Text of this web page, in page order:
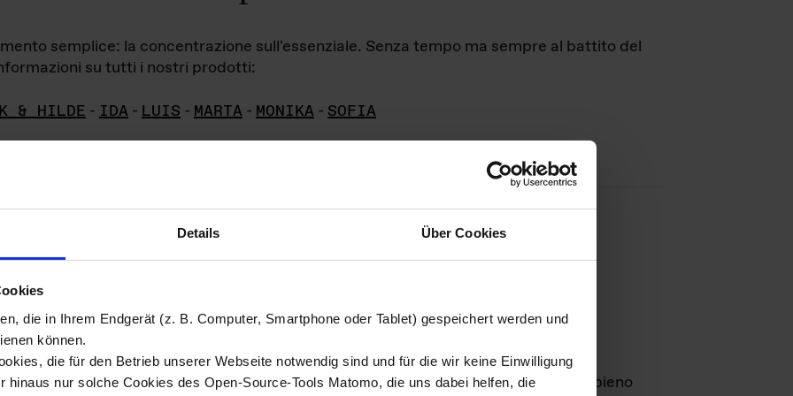
Details Über Cookies
die in Ihrem Endgerät (z. B. Computer, Smartphone oder Tablet) gespeichert werden und
können.
die für den Betrieb unserer Webseite notwendig sind und für die wir keine Einwilligung
hinaus nur solche Cookies des Open-Source-Tools Matomo, die uns dabei helfen, die
semplice: la concentrazione sull'essenziale. Senza tempo ma sempre al battito del
su tutti i nostri prodotti:
& HILDE - IDA - LUIS - MARTA - MONIKA - SOFIA
di immagini
materiale fotografico sono detenuti daDas ganze LebenGmbH e rimangono in pieno